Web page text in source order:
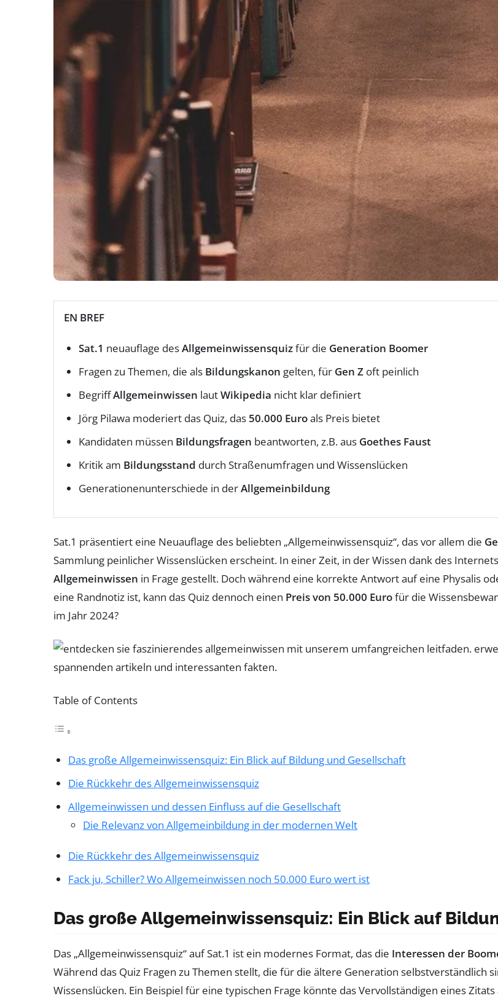
EN BREF
Sat.1 neuauflage desAllgemeinwissensquizfür die Generation Boomer
Fragen zu Themen, die als Bildungskanon gelten, für Gen Z oft peinlich
BegriffAllgemeinwissen lautWikipedia nicht klar definiert
Jörg Pilawa moderiert das Quiz, das 50.000 Euroals Preis bietet
Kandidaten müssen Bildungsfragen beantworten, z.B. aus Goethes Faust
Kritik am Bildungsstand durch Straßenumfragen und Wissenslücken
Generationenunterschiede in derAllgemeinbildung
Sat.1 präsentiert eine Neuauflage des beliebten „Allgemeinwissensquiz“, das vor allem die
Sammlung peinlicher Wissenslücken erscheint. In einer Zeit, in der Wissen dank des
Allgemeinwissen in Frage gestellt. Doch während eine korrekte Antwort auf eine Physalis
eine Randnotiz ist, kann das Quiz dennoch einen Preis von 50.000 Eurofür die
im Jahr 2024?
Table of Contents
Das große Allgemeinwissensquiz: Ein Blick auf Bildung und Gesellschaft
Die Rückkehr des Allgemeinwissensquiz
Allgemeinwissen und dessen Einfluss auf die Gesellschaft
Die Relevanz von Allgemeinbildung in der modernen Welt
Die Rückkehr des Allgemeinwissensquiz
Fack ju, Schiller? Wo Allgemeinwissen noch 50.000 Euro wert ist
Das große Allgemeinwissensquiz: Ein Blick auf
Das „Allgemeinwissensquiz“ auf Sat.1 ist ein modernes Format, das die Interessen der
Während das Quiz Fragen zu Themen stellt, die für die ältere Generation selbstverständlich
Wissenslücken. Ein Beispiel für eine typischen Frage könnte das Vervollständigen eines